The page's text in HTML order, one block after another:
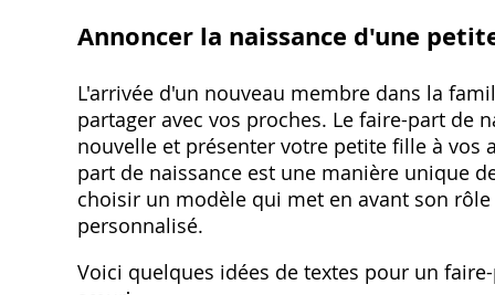
Annoncer la naissance d'une
L'arrivée d'un nouveau membre dans la
partager avec vos proches. Le faire-part de
nouvelle et présenter votre petite fille à vos
part de naissance est une manière unique
choisir un modèle qui met en avant son
personnalisé.
Voici quelques idées de textes pour un